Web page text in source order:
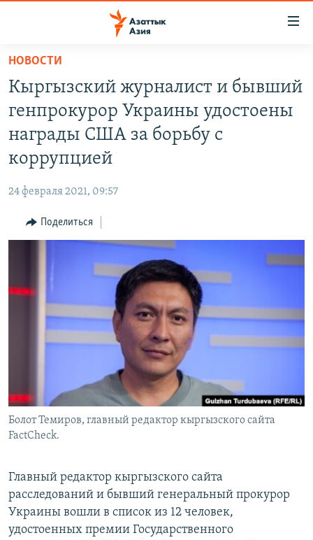
Вернуться
основному
содержанию
Вернутся
главной
Вернутся
поиску
КАЗАХСТАН
НОВОСТИ
ВОЙНА В УКРАИНЕ
НА ДРУГИХ ЯЗЫКАХ
КЫРГЫЗЧА
ЎЗБЕКЧА
TÜRKMENÇE
ПОДПИШИТЕСЬ НА НАС В СОЦСЕТЯХ
НОВОСТИ
Кыргызский журналист и бывший
генпрокурор Украины удостоены
награды США за борьбу с
коррупцией
24 февраля 2021, 09:57
Поделиться
Болот Темиров, главный редактор кыргызского сайта
FactCheck.
Главный редактор кыргызского сайта
расследований и бывший генеральный прокурор
Украины вошли в список из 12 человек,
удостоенных премии Государственного